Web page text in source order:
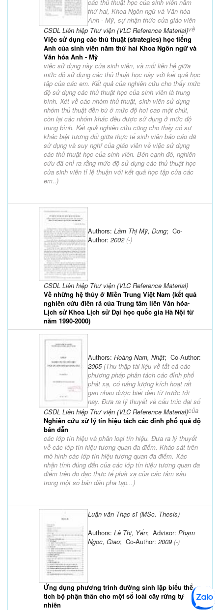
CSDL Liên hiệp Thư viện (VLC Reference Material)
Việc sử dụng các thủ thuật (strategies) học tiếng
Anh của sinh viên năm thứ hai Khoa Ngôn ngữ và
Văn hóa Anh - Mỹ
các thủ thuật học của sinh viên năm
thứ hai, Khoa Ngôn ngữ và Văn hóa
Anh - Mỹ, sự nhận thức của giáo viên
về
việc sử dụng này của sinh viên, và mối liên hệ giữa
mức độ sử dụng các thủ thuật học này với kết quả học
tập của các em. Kết quả của nghiên cứu cho thấy mức
độ sử dụng các thủ thuật học của sinh viên là trung
bình. Xét về các nhóm thủ thuật, sinh viên sử dụng
nhóm thủ thuật đền bù ở mức độ hơi cao một chút,
còn lại các nhóm khác đều được sử dụng ở mức độ
trung bình. Kết quả nghiên cứu cũng cho thấy có sự
khác biệt tương đối giữa thực tế sinh viên báo cáo đã
sử dụng và suy nghĩ của giáo viên về việc sử dụng
các thủ thuật học của sinh viên. Bên cạnh đó, nghiên
cứu đã chỉ ra rằng mức độ sử dụng các thủ thuật học
của sinh viên tỉ lệ thuận với kết quả học tập của các
em..)
CSDL Liên hiệp Thư viện (VLC Reference Material)
Về những hệ thủy ở Miền Trung Việt Nam (kết quả
nghiên cứu điền rã của Trung tâm liên Văn hóa-
Lịch sử Khoa Lịch sử Đại học quốc gia Hà Nội từ
năm 1990-2000)
Authors: Lâm Thị Mỹ, Dung; Co-
Author: 2002(-)
CSDL Liên hiệp Thư viện (VLC Reference Material)
Nghiên cứu xử lý tín hiệu tách các đỉnh phổ quá độ
bán dẫn
Authors: Hoàng Nam, Nhật; Co-Author:
2005(Thu thập tài liệu về tất cả các
phương pháp phân tách các đỉnh phổ
phát xạ, có năng lượng kích hoạt rất
gần nhau được biết đến từ trước tới
nay. Đưa ra lý thuyết về cấu trúc đại số
của
các lớp tín hiệu và phân loại tín hiệu. Đưa ra lý thuyết
về các lớp tín hiệu tương quan đa điểm. Khảo sát trên
mô hình các lớp tín hiệu tương quan đa điểm. Xác
nhận tính đúng đắn của các lớp tín hiệu tương quan đa
điểm trên đo đạc thực tế phát xạ của các tâm sâu
trong một số bán dẫn pha tạp...)
Luận văn Thạc sĩ (MSc. Thesis)
Ứng dụng phương trình đường sinh lập biểu thể
tích bộ phận thân cho một số loài cây rừng tự
nhiên
Authors: Lê Thị, Yến; Advisor: Phạm
Ngọc, Giao; Co-Author: 2009 (-)